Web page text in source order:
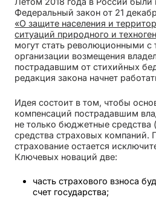
Федеральный закон от 21
«О защите населения и
ситуаций природного и
могут стать революционными с
организации возмещения
пострадавшим от стихийных
редакция закона начнет
Идея состоит в том, чтобы
компенсаций пострадавшим
не только бюджетные средства
средства страховых компаний.
страхование остается
Ключевых новаций две:
часть страхового взноса
счет государства;